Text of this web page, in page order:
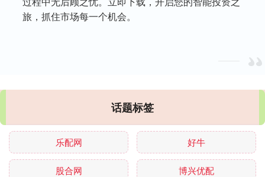
旅，抓住市场每一个机会。
话题标签
乐配网 好牛
股合网 博兴优配